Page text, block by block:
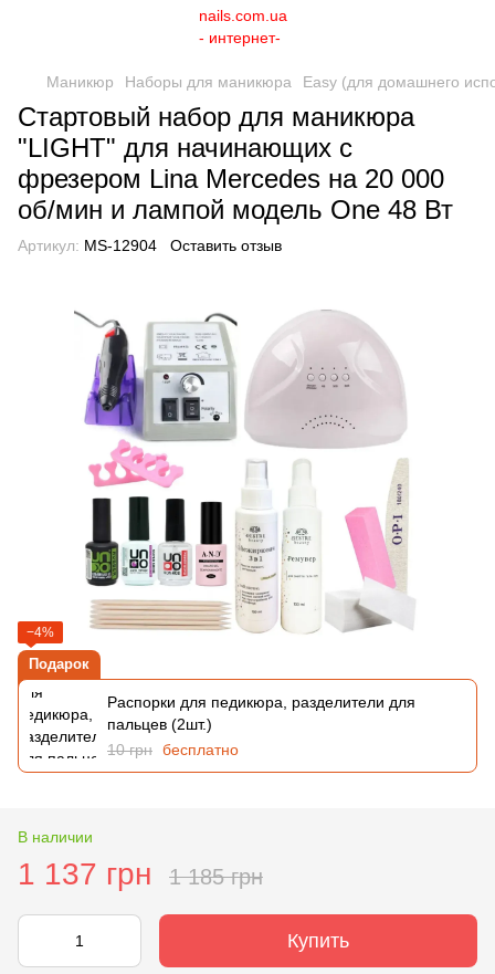
Маникюр Наборы для маникюра Easy (для домашнего
Стартовый набор для маникюра
"LIGHT" для начинающих с
фрезером Lina Mercedes на 20 000
об/мин и лампой модель One 48 Вт
Артикул: MS-12904 Оставить отзыв
−4%
Подарок
Распорки для педикюра, разделители для
пальцев (2шт.)
10 грн бесплатно
В наличии
1 137 грн 1 185 грн
Купить